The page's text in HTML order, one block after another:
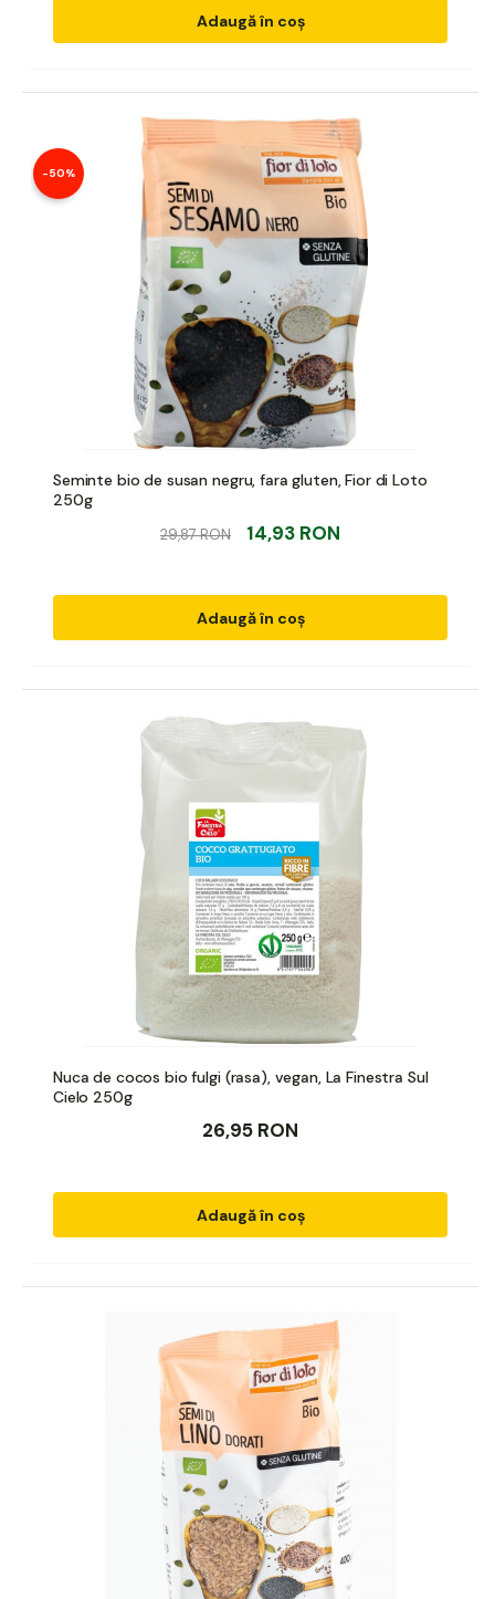
Adaugă în coș
-50%
Seminte bio de susan negru, fara gluten, Fior di Loto
250g
29,87 RON 14,93 RON
Adaugă în coș
Nuca de cocos bio fulgi (rasa), vegan, La Finestra Sul
Cielo 250g
26,95 RON
Adaugă în coș